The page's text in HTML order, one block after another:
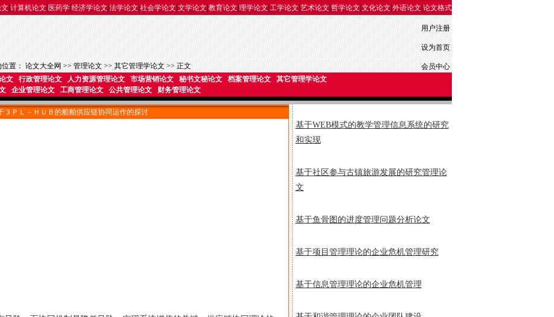
|计算机论文| 医药学|经济学论文|法学论文|社会学论文|文学论文|教育论文|理学论文|工学论文|艺术论文|哲学论文|文化论文|外语论文|论文格式
用户注册
设为首页
位置：论文大全网>>管理论文>>其它管理学论文>> 正文
会员中心
文 行政管理论文 人力资源管理论文 市场营销论文 秘书文秘论文 档案管理论文
其它管理学论文
企业管理论文 工商管理论文 公共管理论文 财务管理论文
３ＰＬ－ＨＵＢ的船舶供应链协同运作的探讨
基于WEB模式的教学管理信息系统的研究
和实现
基于社区参与古镇旅游发展的研究管理论
文
基于鱼骨图的进度管理问题分析论文
基于项目管理理论的企业危机管理研究
基于信息管理理论的企业危机管理